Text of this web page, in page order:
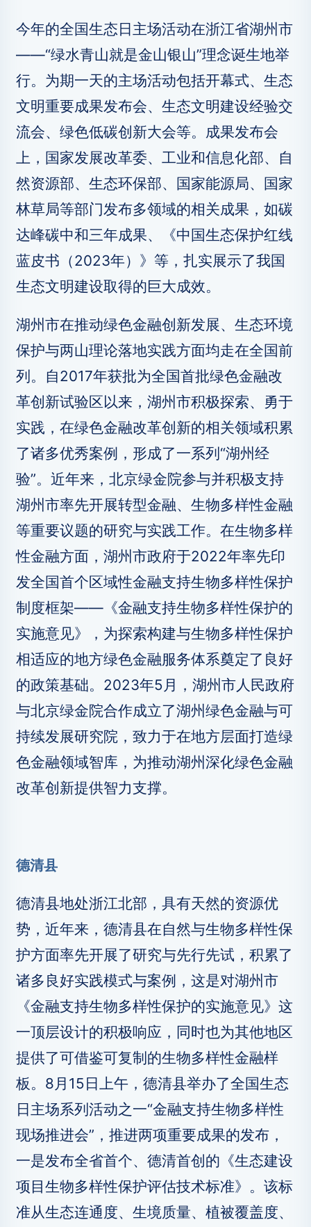
今年的全国生态日主场活动在浙江省湖州市
——“绿水青山就是金山银山”理念诞生地举
行。为期一天的主场活动包括开幕式、生态
文明重要成果发布会、生态文明建设经验交
流会、绿色低碳创新大会等。成果发布会
上，国家发展改革委、工业和信息化部、自
然资源部、生态环保部、国家能源局、国家
林草局等部门发布多领域的相关成果，如碳
达峰碳中和三年成果、《中国生态保护红线
蓝皮书（2023年）》等，扎实展示了我国
生态文明建设取得的巨大成效。
湖州市在推动绿色金融创新发展、生态环境
保护与两山理论落地实践方面均走在全国前
列。自2017年获批为全国首批绿色金融改
革创新试验区以来，湖州市积极探索、勇于
实践，在绿色金融改革创新的相关领域积累
了诸多优秀案例，形成了一系列“湖州经
验”。近年来，北京绿金院参与并积极支持
湖州市率先开展转型金融、生物多样性金融
等重要议题的研究与实践工作。在生物多样
性金融方面，湖州市政府于2022年率先印
发全国首个区域性金融支持生物多样性保护
制度框架——《金融支持生物多样性保护的
实施意见》，为探索构建与生物多样性保护
相适应的地方绿色金融服务体系奠定了良好
的政策基础。2023年5月，湖州市人民政府
与北京绿金院合作成立了湖州绿色金融与可
持续发展研究院，致力于在地方层面打造绿
色金融领域智库，为推动湖州深化绿色金融
改革创新提供智力支撑。
德清县
德清县地处浙江北部，具有天然的资源优
势，近年来，德清县在自然与生物多样性保
护方面率先开展了研究与先行先试，积累了
诸多良好实践模式与案例，这是对湖州市
《金融支持生物多样性保护的实施意见》这
一顶层设计的积极响应，同时也为其他地区
提供了可借鉴可复制的生物多样性金融样
板。8月15日上午，德清县举办了全国生态
日主场系列活动之一“金融支持生物多样性
现场推进会”，推进两项重要成果的发布，
一是发布全省首个、德清首创的《生态建设
项目生物多样性保护评估技术标准》。该标
准从生态连通度、生境质量、植被覆盖度、